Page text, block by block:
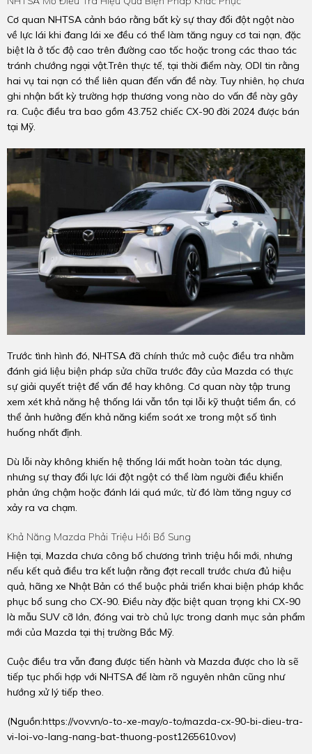
Cơ quan NHTSA cảnh báo rằng bất kỳ sự thay đổi đột ngột nào
về lực lái khi đang lái xe đều có thể làm tăng nguy cơ tai nạn, đặc
biệt là ở tốc độ cao trên đường cao tốc hoặc trong các thao tác
tránh chướng ngại vật.Trên thực tế, tại thời điểm này, ODI tin rằng
hai vụ tai nạn có thể liên quan đến vấn đề này. Tuy nhiên, họ chưa
ghi nhận bất kỳ trường hợp thương vong nào do vấn đề này gây
ra. Cuộc điều tra bao gồm 43.752 chiếc CX-90 đời 2024 được bán
tại Mỹ.
Trước tình hình đó, NHTSA đã chính thức mở cuộc điều tra nhằm
đánh giá liệu biện pháp sửa chữa trước đây của Mazda có thực
sự giải quyết triệt để vấn đề hay không. Cơ quan này tập trung
xem xét khả năng hệ thống lái vẫn tồn tại lỗi kỹ thuật tiềm ẩn, có
thể ảnh hưởng đến khả năng kiểm soát xe trong một số tình
huống nhất định.
Dù lỗi này không khiến hệ thống lái mất hoàn toàn tác dụng,
nhưng sự thay đổi lực lái đột ngột có thể làm người điều khiển
phản ứng chậm hoặc đánh lái quá mức, từ đó làm tăng nguy cơ
xảy ra va chạm.
Khả Năng Mazda Phải Triệu Hồi Bổ Sung
Hiện tại, Mazda chưa công bố chương trình triệu hồi mới, nhưng
nếu kết quả điều tra kết luận rằng đợt recall trước chưa đủ hiệu
quả, hãng xe Nhật Bản có thể buộc phải triển khai biện pháp khắc
phục bổ sung cho CX-90. Điều này đặc biệt quan trọng khi CX-90
là mẫu SUV cỡ lớn, đóng vai trò chủ lực trong danh mục sản phẩm
mới của Mazda tại thị trường Bắc Mỹ.
Cuộc điều tra vẫn đang được tiến hành và Mazda được cho là sẽ
tiếp tục phối hợp với NHTSA để làm rõ nguyên nhân cũng như
hướng xử lý tiếp theo.
(Nguồn:https://vov.vn/o-to-xe-may/o-to/mazda-cx-90-bi-dieu-tra-
vi-loi-vo-lang-nang-bat-thuong-post1265610.vov)